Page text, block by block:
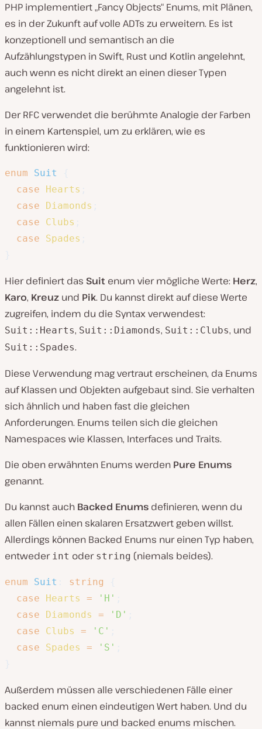
PHP implementiert „Fancy Objects“ Enums, mit Plänen,
es in der Zukunft auf volle ADTs zu erweitern. Es ist
konzeptionell und semantisch an die
Aufzählungstypen in Swift, Rust und Kotlin angelehnt,
auch wenn es nicht direkt an einen dieser Typen
angelehnt ist.
Der RFC verwendet die berühmte Analogie der Farben
in einem Kartenspiel, um zu erklären, wie es
funktionieren wird:
enum Suit
case
Hearts
case
Diamonds
case
Clubs
case
Spades
Hier definiert das Suit enum vier mögliche Werte: Herz,
Karo, Kreuz und Pik. Du kannst direkt auf diese Werte
zugreifen, indem du die Syntax verwendest:
Suit::Hearts, Suit::Diamonds, Suit::Clubs, und
Suit::Spades.
Diese Verwendung mag vertraut erscheinen, da Enums
auf Klassen und Objekten aufgebaut sind. Sie verhalten
sich ähnlich und haben fast die gleichen
Anforderungen. Enums teilen sich die gleichen
Namespaces wie Klassen, Interfaces und Traits.
Die oben erwähnten Enums werden Pure Enums
genannt.
Du kannst auch Backed Enums definieren, wenn du
allen Fällen einen skalaren Ersatzwert geben willst.
Allerdings können Backed Enums nur einen Typ haben,
entweder int oder string (niemals beides).
enum Suit string
case
Hearts = 'H'
case
Diamonds = 'D'
case
Clubs = 'C'
case
Spades = 'S'
Außerdem müssen alle verschiedenen Fälle einer
backed enum einen eindeutigen Wert haben. Und du
kannst niemals pure und backed enums mischen.